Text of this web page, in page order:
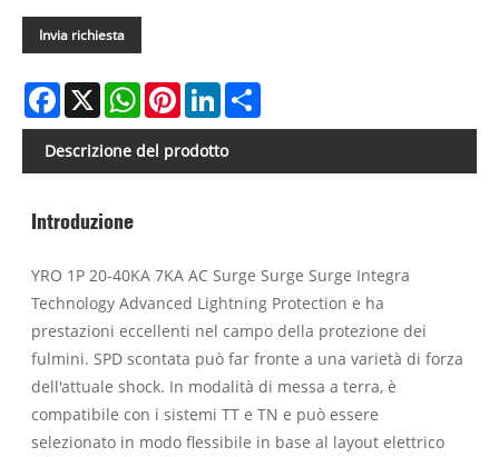
Invia richiesta
Facebook
X WhatsAppPinterestLinkedIn
Descrizione del prodotto
Introduzione
YRO 1P 20-40KA 7KA AC Surge Surge Surge Integra
Technology Advanced Lightning Protection e ha
prestazioni eccellenti nel campo della protezione dei
fulmini. SPD scontata può far fronte a una varietà di forza
dell'attuale shock. In modalità di messa a terra, è
compatibile con i sistemi TT e TN e può essere
selezionato in modo flessibile in base al layout elettrico